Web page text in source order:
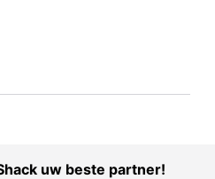
uw beste partner!